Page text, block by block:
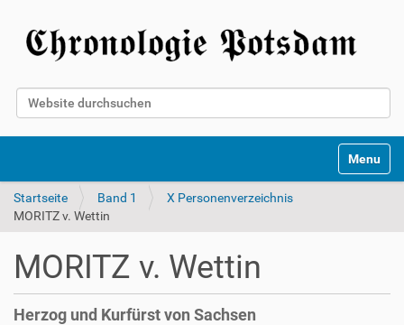
Website durchsuchen
Toggle
Startseite Band 1
X Personenverzeichnis
MORITZ v. Wettin
MORITZ v. Wettin
Herzog und Kurfürst von Sachsen